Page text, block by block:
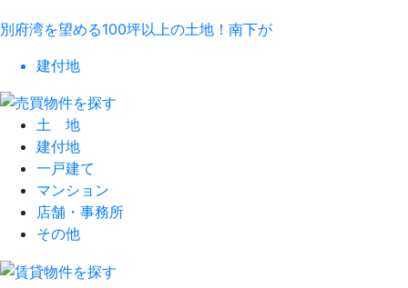
別府湾を望める100坪以上の土地！南下が
建付地
土 地
建付地
一戸建て
マンション
店舗・事務所
その他